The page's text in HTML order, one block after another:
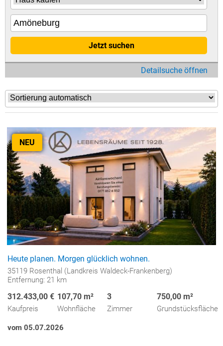
Jetzt suchen
Detailsuche öffnen
NEU
Heute planen. Morgen glücklich wohnen.
35119 Rosenthal (Landkreis Waldeck-Frankenberg)
Entfernung: 21 km
312.433,00 €
Kaufpreis
107,70 m²
Wohnfläche
3
Zimmer
750,00 m²
Grundstücksfläche
vom 05.07.2026